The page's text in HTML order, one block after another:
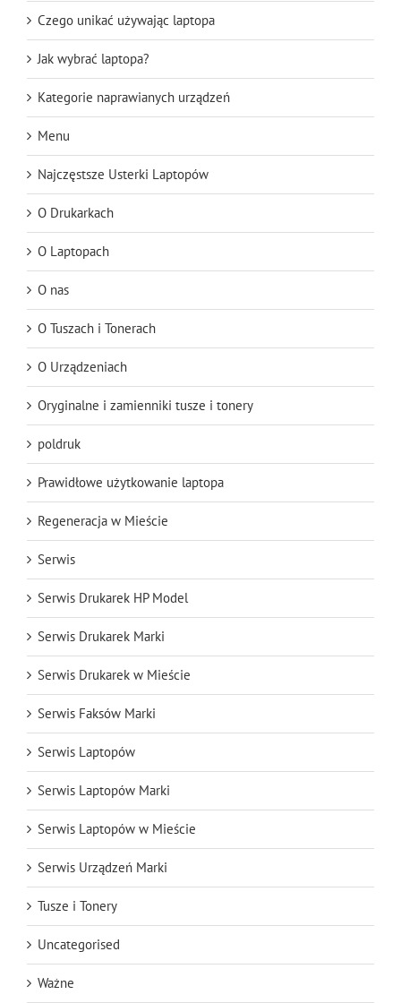
Czego unikać używając laptopa
Jak wybrać laptopa?
Kategorie naprawianych urządzeń
Menu
Najczęstsze Usterki Laptopów
O Drukarkach
O Laptopach
O nas
O Tuszach i Tonerach
O Urządzeniach
Oryginalne i zamienniki tusze i tonery
poldruk
Prawidłowe użytkowanie laptopa
Regeneracja w Mieście
Serwis
Serwis Drukarek HP Model
Serwis Drukarek Marki
Serwis Drukarek w Mieście
Serwis Faksów Marki
Serwis Laptopów
Serwis Laptopów Marki
Serwis Laptopów w Mieście
Serwis Urządzeń Marki
Tusze i Tonery
Uncategorised
Ważne